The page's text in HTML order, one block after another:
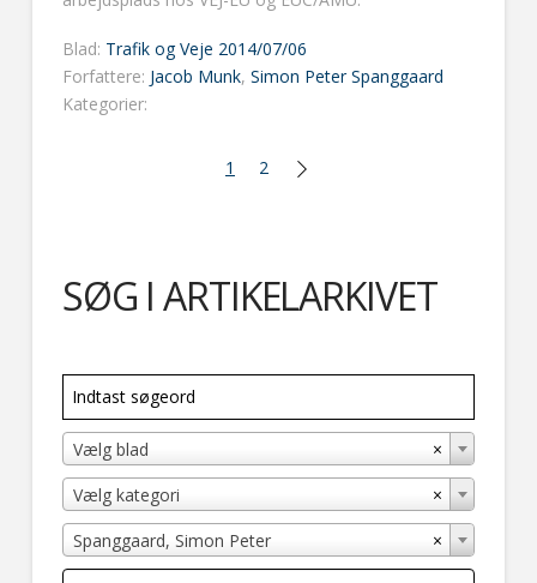
Blad: Trafik og Veje 2014/07/06
Forfattere: Jacob Munk, Simon Peter Spanggaard
Kategorier:
1 2
SØG I ARTIKELARKIVET
×
Vælg blad
×
Vælg kategori
×
Spanggaard, Simon Peter